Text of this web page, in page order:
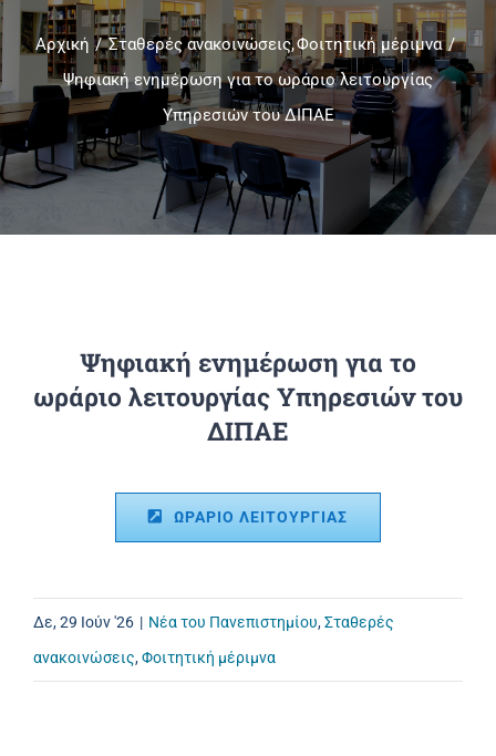
Σχολές και Τμήματα
Μεταπτυχιακά
Πανεπιστημιακές Μονάδες
Αρχική Σταθερές ανακοινώσεις Φοιτητική μέριμνα
Ψηφιακή ενημέρωση για το ωράριο λειτουργίας
Υπηρεσιών του ΔΙΠΑΕ
Ψηφιακή ενημέρωση για το
ωράριο λειτουργίας Υπηρεσιών του
ΔΙΠΑΕ
ΩΡΑΡΙΟ ΛΕΙΤΟΥΡΓΙΑΣ
Δε, 29 Ιούν '26 | Νέα του Πανεπιστημίου,Σταθερές
ανακοινώσεις,Φοιτητική μέριμνα